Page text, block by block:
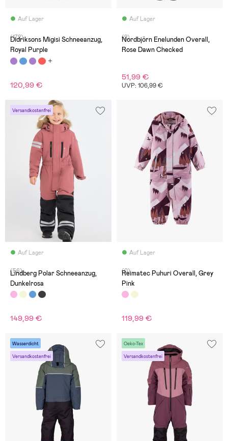
Auf Lager
(172)
Didriksons Migisi Schneeanzug,
Royal Purple
120,99 €
Auf Lager
(2)
Nordbjörn Enelunden Overall,
Rose Dawn Checked
51,99 €
UVP: 106,99 €
Versandkostenfrei
Auf Lager
(56)
Lindberg Polar Schneeanzug,
Dunkelrosa
149,99 €
Auf Lager
(0)
Reimatec Puhuri Overall, Grey
Pink
119,99 €
Wasserdicht
Versandkostenfrei
Oeko-Tex
Versandkostenfrei